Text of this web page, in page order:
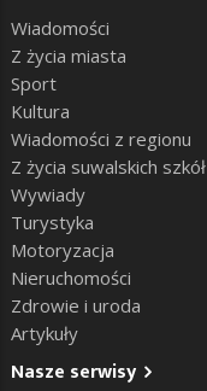
Wiadomości
Z życia miasta
Sport
Kultura
Wiadomości z regionu
Z życia suwalskich szkół
Wywiady
Turystyka
Motoryzacja
Nieruchomości
Zdrowie i uroda
Artykuły
Nasze serwisy